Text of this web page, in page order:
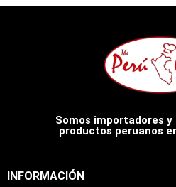
Somos importadores
productos peruanos
INFORMACIÓN